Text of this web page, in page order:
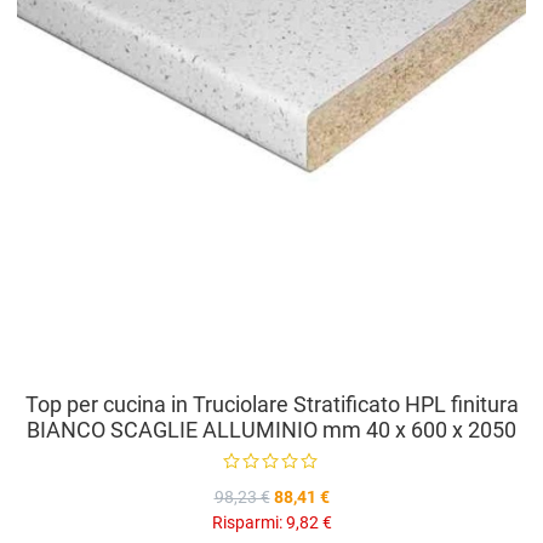
Top per cucina in Truciolare Stratificato HPL finitura
BIANCO SCAGLIE ALLUMINIO mm 40 x 600 x 2050
98,23 € 88,41 €
Risparmi:9,82 €